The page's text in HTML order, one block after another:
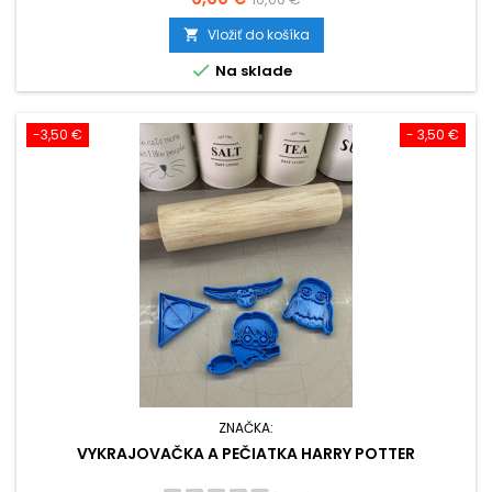
cena
 Vložiť do košíka
 Na sklade
- 3,50 €
-3,50 €
ZNAČKA:
VYKRAJOVAČKA A PEČIATKA HARRY POTTER